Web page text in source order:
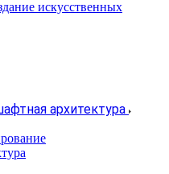
искусственных
архитектура